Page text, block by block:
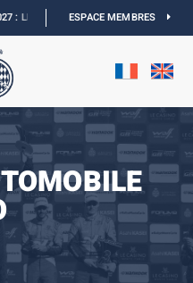
LES DATES SONT OFFICIELLESI
ESPACE MEMBRES